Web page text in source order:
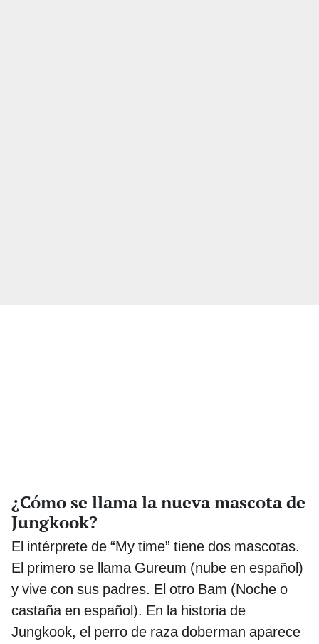
¿Cómo se llama la nueva mascota de
Jungkook?
El intérprete de “My time” tiene dos mascotas.
El primero se llama Gureum (nube en español)
y vive con sus padres. El otro Bam (Noche o
castaña en español). En la historia de
Jungkook, el perro de raza doberman aparece